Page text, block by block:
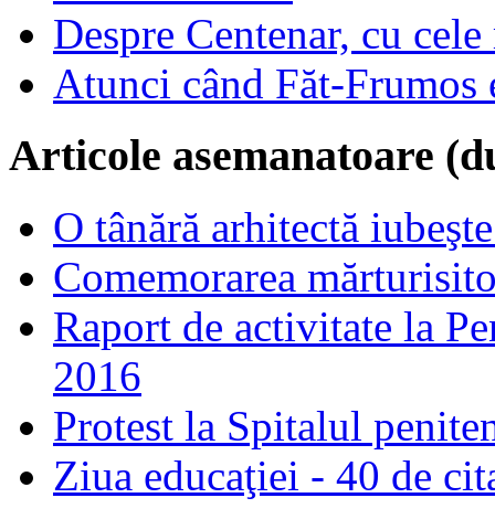
Despre Centenar, cu
Atunci când Făt-Frumos
Articole asemanatoare
O tânără arhitectă
Comemorarea
Raport de activitate la
2016
Protest la Spitalul
Ziua educaţiei - 40 de